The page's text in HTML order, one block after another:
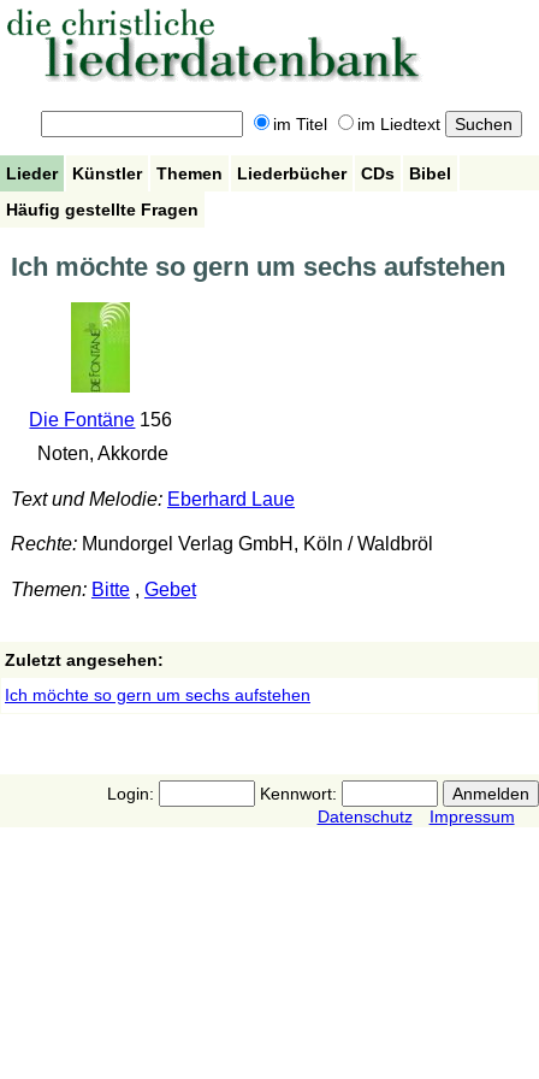
im Titel im Liedtext
Lieder Künstler Themen Liederbücher CDs
Bibel
Häufig gestellte Fragen
Ich möchte so gern um sechs aufstehen
Die Fontäne 156
Noten, Akkorde
Text und Melodie: Eberhard Laue
Rechte:Mundorgel Verlag GmbH, Köln / Waldbröl
Themen: Bitte, Gebet
Zuletzt angesehen:
Ich möchte so gern um sechs aufstehen
Login:
Kennwort:
Datenschutz
Impressum